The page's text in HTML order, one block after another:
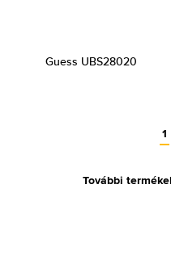
Guess UBS28020
1
További